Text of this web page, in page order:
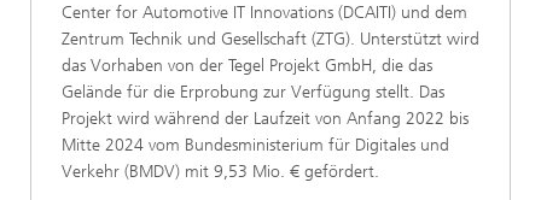
Center for Automotive IT Innovations (DCAITI) und dem
Zentrum Technik und Gesellschaft (ZTG). Unterstützt wird
das Vorhaben von der Tegel Projekt GmbH, die das
Gelände für die Erprobung zur Verfügung stellt. Das
Projekt wird während der Laufzeit von Anfang 2022 bis
Mitte 2024 vom Bundesministerium für Digitales und
Verkehr (BMDV) mit 9,53 Mio. € gefördert.